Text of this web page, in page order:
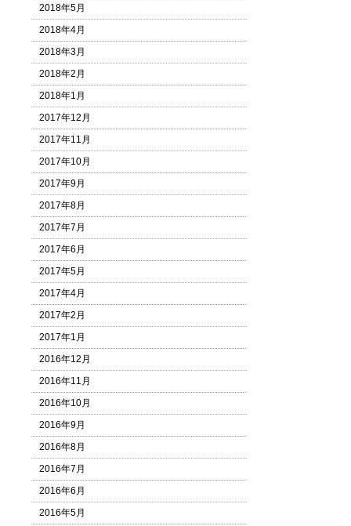
2018年5月
2018年4月
2018年3月
2018年2月
2018年1月
2017年12月
2017年11月
2017年10月
2017年9月
2017年8月
2017年7月
2017年6月
2017年5月
2017年4月
2017年2月
2017年1月
2016年12月
2016年11月
2016年10月
2016年9月
2016年8月
2016年7月
2016年6月
2016年5月